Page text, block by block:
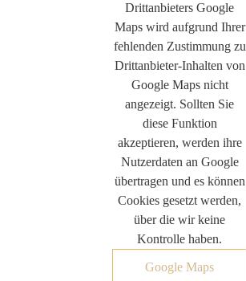
Drittanbieters Google
Maps wird aufgrund Ihrer
fehlenden Zustimmung zu
Drittanbieter-Inhalten von
Google Maps nicht
angezeigt. Sollten Sie
diese Funktion
akzeptieren, werden ihre
Nutzerdaten an Google
übertragen und es können
Cookies gesetzt werden,
über die wir keine
Kontrolle haben.
Google Maps